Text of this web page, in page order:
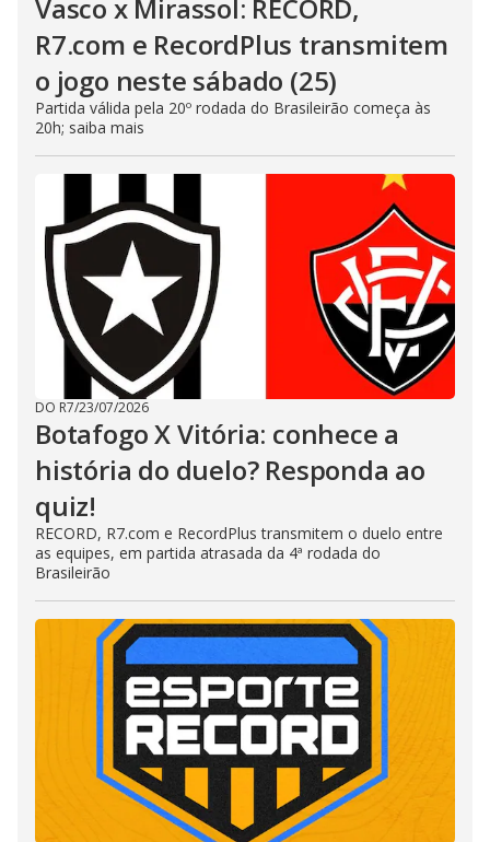
Vasco x Mirassol: RECORD,
R7.com e RecordPlus transmitem
o jogo neste sábado (25)
Partida válida pela 20º rodada do Brasileirão começa às
20h; saiba mais
DO R7/23/07/2026
Botafogo X Vitória: conhece a
história do duelo? Responda ao
quiz!
RECORD, R7.com e RecordPlus transmitem o duelo entre
as equipes, em partida atrasada da 4ª rodada do
Brasileirão